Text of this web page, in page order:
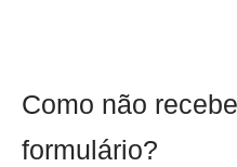
Como não
formulário?